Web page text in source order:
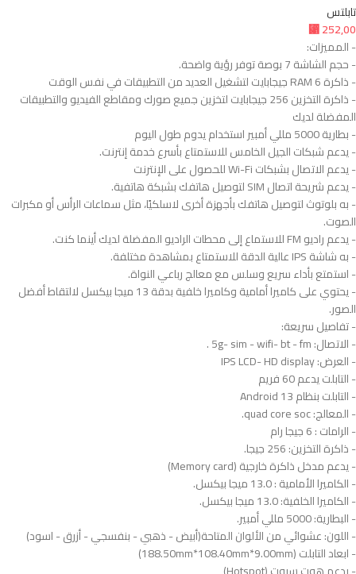
تابلتس
⃁252,00
- المميزات:
- حجم الشاشة 7 بوصة توفر رؤية واضحة.
- ذاكرة RAM 6 جيجابايت لتشغيل العديد من التطبيقات في نفس الوقت
- ذاكرة التخزين 256 جيجابايت لتخزين جميع صورك ومقاطع الفيديو والتطبيقات
المفضلة لديك
- بطارية 5000 مللي أمبير استخدام يدوم طول اليوم
- يدعم شبكات الجيل الخامس للاستمتاع بأسرع خدمة إنترنت.
- يدعم الاتصال بشبكات Wi-Fi للحصول على الإنترنت
- يدعم شريحة اتصال SIM لتوصيل هاتفك بشبكة هاتفية.
- به بلوتوث لتوصيل هاتفك بأجهزة أخرى لاسلكيًا، مثل سماعات الرأس أو مكبرات
الصوت.
- يدعم راديو FM للاستماع إلى محطات الراديو المفضلة لديك أينما كنت.
- به شاشة IPS عالية الدقة للاستمتاع بمشاهدة مختلفة.
- استمتع بأداء سريع وسلس مع معالج رباعي النواة.
- يحتوي على كاميرا أمامية وكاميرا خلفية بدقة 13 ميجا بيكسل لالتقاط أفضل
الصور.
- تفاصيل سريعة:
- الاتصال: 5g- sim - wifi- bt - fm .
- العرض: IPS LCD- HD display
- التابلت يدعم 60 فريم
- التابلت بنظام Android 13
- المعالج: quad core soc.
- الرامات : 6 جيجا رام
- ذاكرة التخزين: 256 جيجا.
- يدعم مدخل ذاكرة خارجية (Memory card)
- الكاميرا الأمامية : 13.0 ميجا بيكسل.
- الكاميرا الخلفية: 13.0 ميجا بيكسل.
- البطارية: 5000 مللي أمبير.
- اللون: عشوائي من الألوان المتاحة(أبيض - ذهبي - بنفسجي - أزرق - اسود)
- ابعاد التابلت (188.50mm*108.40mm*9.00mm)